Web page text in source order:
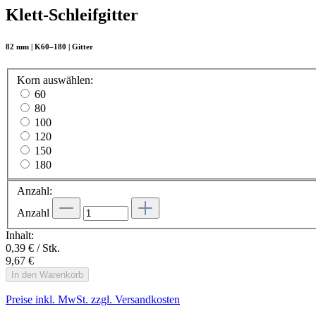
Klett-Schleifgitter
82 mm | K60–180 | Gitter
Korn auswählen:
60
80
100
120
150
180
Anzahl:
Anzahl
Inhalt:
0,39 € / Stk.
9,67 €
In den Warenkorb
Preise inkl. MwSt. zzgl. Versandkosten